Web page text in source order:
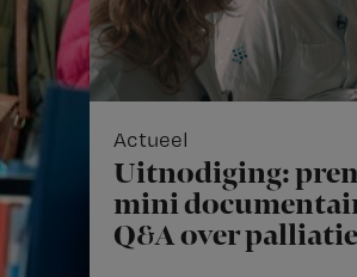
Actueel
Uitnodiging:
mini
Q&A over